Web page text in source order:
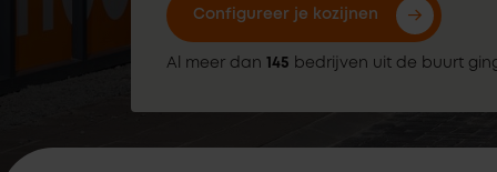
Configureer je kozijnen
Al meer dan 145 bedrijven uit de buurt